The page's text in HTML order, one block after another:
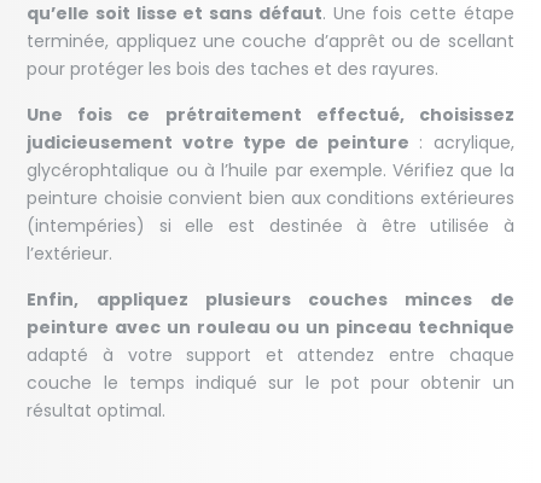
qu’elle soit lisse et sans défaut. Une fois cette étape
terminée, appliquez une couche d’apprêt ou de scellant
pour protéger les bois des taches et des rayures.
Une fois ce prétraitement effectué, choisissez
judicieusement votre type de peinture : acrylique,
glycérophtalique ou à l’huile par exemple. Vérifiez que la
peinture choisie convient bien aux conditions extérieures
(intempéries) si elle est destinée à être utilisée à
l’extérieur.
Enfin, appliquez plusieurs couches minces de
peinture avec un rouleau ou un pinceau technique
adapté à votre support et attendez entre chaque
couche le temps indiqué sur le pot pour obtenir un
résultat optimal.